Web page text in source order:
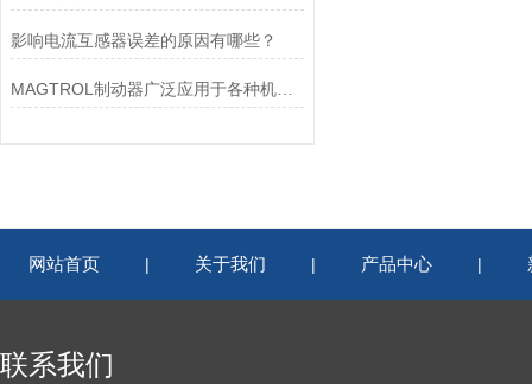
影响电流互感器误差的原因有哪些？
MAGTROL制动器广泛应用于各种机械设备和交通工具中
网站首页 | 关于我们 | 产品中心 |
联系我们